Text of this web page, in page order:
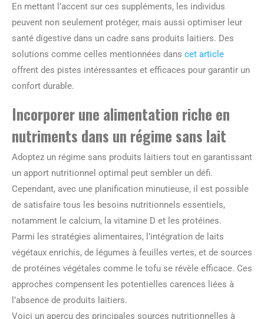
En mettant l’accent sur ces suppléments, les individus
peuvent non seulement protéger, mais aussi optimiser leur
santé digestive dans un cadre sans produits laitiers. Des
solutions comme celles mentionnées dans cet article
offrent des pistes intéressantes et efficaces pour garantir un
confort durable.
Incorporer une alimentation riche en
nutriments dans un régime sans lait
Adoptez un régime sans produits laitiers tout en garantissant
un apport nutritionnel optimal peut sembler un défi.
Cependant, avec une planification minutieuse, il est possible
de satisfaire tous les besoins nutritionnels essentiels,
notamment le calcium, la vitamine D et les protéines.
Parmi les stratégies alimentaires, l’intégration de laits
végétaux enrichis, de légumes à feuilles vertes, et de sources
de protéines végétales comme le tofu se révèle efficace. Ces
approches compensent les potentielles carences liées à
l’absence de produits laitiers.
Voici un aperçu des principales sources nutritionnelles à